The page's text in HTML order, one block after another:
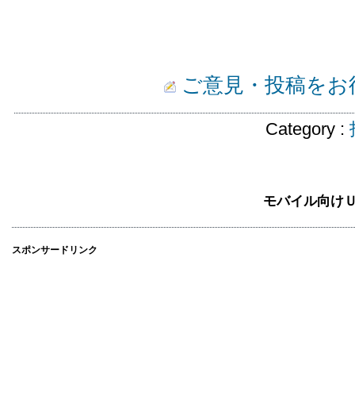
ご意見・投稿を
Category :
モバイル向け
スポンサードリンク